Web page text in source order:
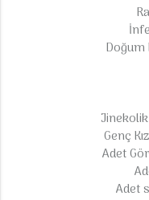
Genç
Adet
Adet